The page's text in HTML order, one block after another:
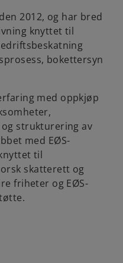
2012, og har bred
knyttet til
bokettersyn
med oppkjøp
strukturering av
med EØS-
til
skatterett og
friheter og EØS-